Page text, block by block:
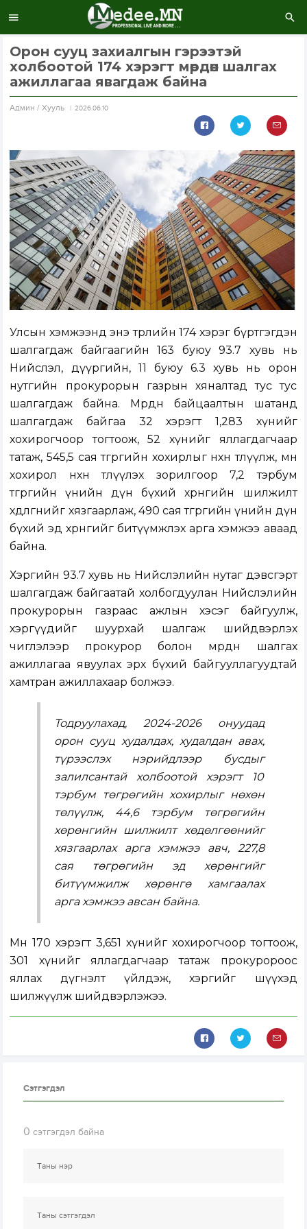
Орон сууц захиалгын гэрээтэй
холбоотой 174 хэрэгт мөрдөн шалгах
ажиллагаа явагдаж байна
Aдмин / Хууль 2026.06.10
Улсын хэмжээнд энэ төрлийн 174 хэрэг бүртгэгдэн
шалгагдаж байгаагийн 163 буюу 93.7 хувь нь
Нийслэл, дүүргийн, 11 буюу 6.3 хувь нь орон
нутгийн прокурорын газрын хяналтад тус тус
шалгагдаж байна. Мөрдөн байцаалтын шатанд
шалгагдаж байгаа 32 хэрэгт 1,283 хүнийг
хохирогчоор тогтоож, 52 хүнийг яллагдагчаар
татаж, 545,5 сая төгрөгийн хохирлыг нөхөн төлүүлж, мөн
хохирол нөхөн төлүүлэх зорилгоор 7,2 тэрбум
төгрөгийн үнийн дүн бүхий хөрөнгийн шилжилт
хөдөлгөөнийг хязгаарлаж, 490 сая төгрөгийн үнийн дүн
бүхий эд хөрөнгийг битүүмжлэх арга хэмжээ аваад
байна.
Хэргийн 93.7 хувь нь Нийслэлийн нутаг дэвсгэрт
шалгагдаж байгаатай холбогдуулан Нийслэлийн
прокурорын газраас ажлын хэсэг байгуулж,
хэргүүдийг шуурхай шалгаж шийдвэрлэх
чиглэлээр прокурор болон мөрдөн шалгах
ажиллагаа явуулах эрх бүхий байгууллагуудтай
хамтран ажиллахаар болжээ.
Тодруулахад, 2024-2026 онуудад
орон сууц худалдах, худалдан авах,
түрээслэх нэрийдлээр бусдыг
залилсантай холбоотой хэрэгт 10
тэрбум төгрөгийн хохирлыг нөхөн
төлүүлж, 44,6 тэрбум төгрөгийн
хөрөнгийн шилжилт хөдөлгөөнийг
хязгаарлах арга хэмжээ авч, 227,8
сая төгрөгийн эд хөрөнгийг
битүүмжилж хөрөнгө хамгаалах
арга хэмжээ авсан байна.
Мөн 170 хэрэгт 3,651 хүнийг хохирогчоор тогтоож,
301 хүнийг яллагдагчаар татаж прокуророос
яллах дүгнэлт үйлдэж, хэргийг шүүхэд
шилжүүлж шийдвэрлэжээ.
Сэтгэгдэл
0 сэтгэгдэл байна